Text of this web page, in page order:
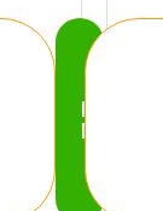
Köp
Nu